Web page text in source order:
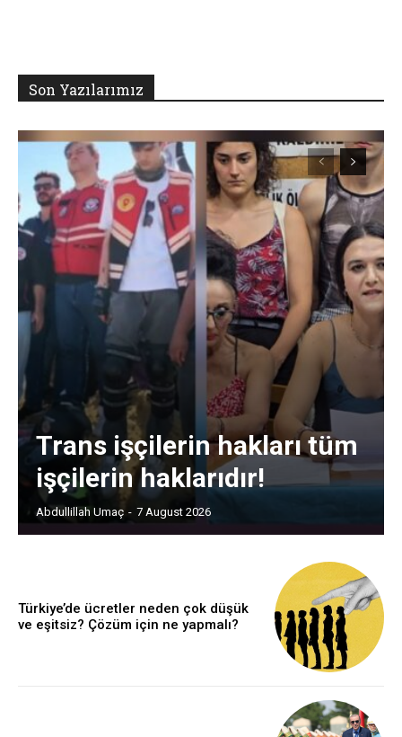
Son Yazılarımız
Trans işçilerin hakları tüm
işçilerin haklarıdır!
Abdullillah Umaç - 7 August 2026
Türkiye’de ücretler neden çok düşük
ve eşitsiz? Çözüm için ne yapmalı?